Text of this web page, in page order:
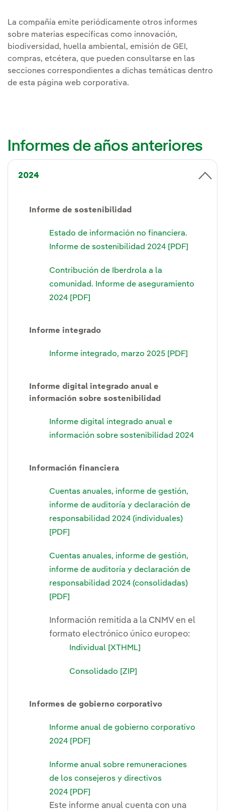
La compañía emite periódicamente otros informes
sobre materias específicas como innovación,
biodiversidad, huella ambiental, emisión de GEI,
compras, etcétera, que pueden consultarse en las
secciones correspondientes a dichas temáticas dentro
de esta página web corporativa.
Informes de años anteriores
2024
Informe de sostenibilidad
Estado de información no financiera.
Informe de sostenibilidad 2024 [PDF]
Contribución de Iberdrola a la
comunidad. Informe de aseguramiento
2024 [PDF]
Informe integrado
Informe integrado, marzo 2025 [PDF]
Informe digital integrado anual e
información sobre sostenibilidad
Informe digital integrado anual e
información sobre sostenibilidad 2024
Información financiera
Cuentas anuales, informe de gestión,
informe de auditoría y declaración de
responsabilidad 2024 (individuales)
[PDF]
Cuentas anuales, informe de gestión,
informe de auditoría y declaración de
responsabilidad 2024 (consolidadas)
[PDF]
Información remitida a la CNMV en el
formato electrónico único europeo:
Individual [XTHML]
Consolidado [ZIP]
Informes de gobierno corporativo
Informe anual de gobierno corporativo
2024 [PDF]
Informe anual sobre remuneraciones
de los consejeros y directivos
2024 [PDF]
Este informe anual cuenta con una